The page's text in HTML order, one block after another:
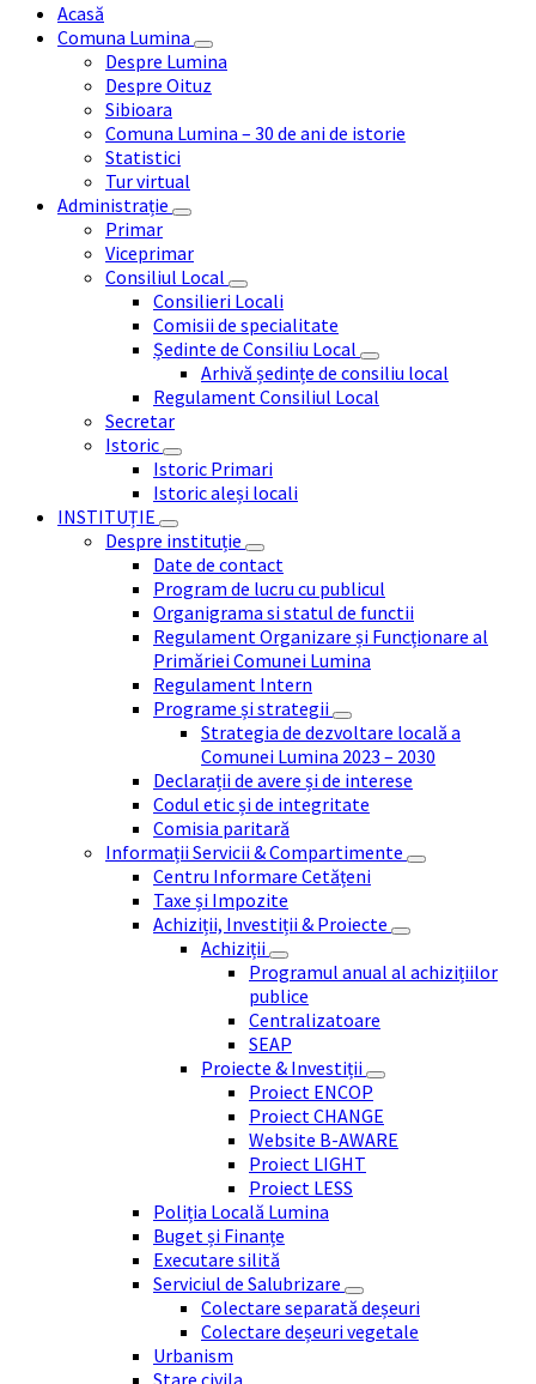
Acasă
Comuna Lumina
Despre Lumina
Despre Oituz
Sibioara
Comuna Lumina – 30 de ani de istorie
Statistici
Tur virtual
Administrație
Primar
Viceprimar
Consiliul Local
Consilieri Locali
Comisii de specialitate
Ședinte de Consiliu Local
Arhivă ședințe de consiliu local
Regulament Consiliul Local
Secretar
Istoric
Istoric Primari
Istoric aleși locali
INSTITUȚIE
Despre instituție
Date de contact
Program de lucru cu publicul
Organigrama si statul de functii
Regulament Organizare și Funcționare al
Primăriei Comunei Lumina
Regulament Intern
Programe și strategii
Strategia de dezvoltare locală a
Comunei Lumina 2023 – 2030
Declarații de avere și de interese
Codul etic și de integritate
Comisia paritară
Informații Servicii & Compartimente
Centru Informare Cetățeni
Taxe și Impozite
Achiziții, Investiții & Proiecte
Achiziții
Programul anual al achizițiilor
publice
Centralizatoare
SEAP
Proiecte & Investiții
Proiect ENCOP
Proiect CHANGE
Website B-AWARE
Proiect LIGHT
Proiect LESS
Poliția Locală Lumina
Buget și Finanțe
Executare silită
Serviciul de Salubrizare
Colectare separată deșeuri
Colectare deșeuri vegetale
Urbanism
Stare civila